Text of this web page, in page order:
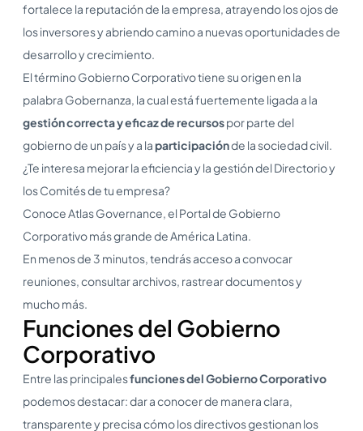
fortalece la reputación de la empresa, atrayendo los ojos de
los inversores y abriendo camino a nuevas oportunidades de
desarrollo y crecimiento.
El término Gobierno Corporativo tiene su origen en la
palabra Gobernanza, la cual está fuertemente ligada a la
gestión correcta y eficaz de recursospor parte del
gobierno de un país y a laparticipaciónde la sociedad civil.
¿Te interesa mejorar la eficiencia y la gestión del Directorio y
los Comités de tu empresa?
Conoce Atlas Governance, el Portal de Gobierno
Corporativo más grande de América Latina.
En menos de 3 minutos, tendrás acceso a convocar
reuniones, consultar archivos, rastrear documentos y
mucho más.
Funciones del Gobierno
Corporativo
Entre las principalesfunciones del Gobierno Corporativo
podemos destacar: dar a conocer de manera clara,
transparente y precisa cómo los directivos gestionan los